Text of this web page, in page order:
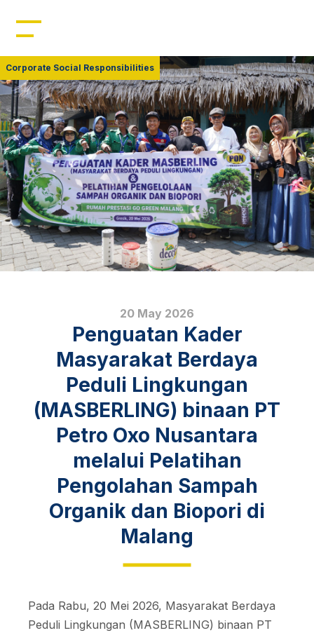
Home
Profil
Manajemen
Kepemimpinan
Sumber Daya
Produk
Berita
Corporate Social Responsibilities
20 May 2026
Penguatan Kader
Masyarakat Berdaya
Peduli Lingkungan
(MASBERLING) binaan PT
Petro Oxo Nusantara
melalui Pelatihan
Pengolahan Sampah
Organik dan Biopori di
Malang
Pada Rabu, 20 Mei 2026, Masyarakat Berdaya
Peduli Lingkungan (MASBERLING) binaan PT